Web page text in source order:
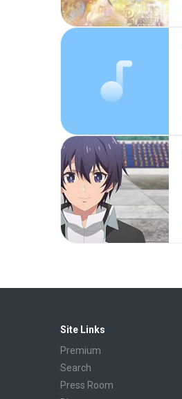
Site Links
Premium
Search
Press Room